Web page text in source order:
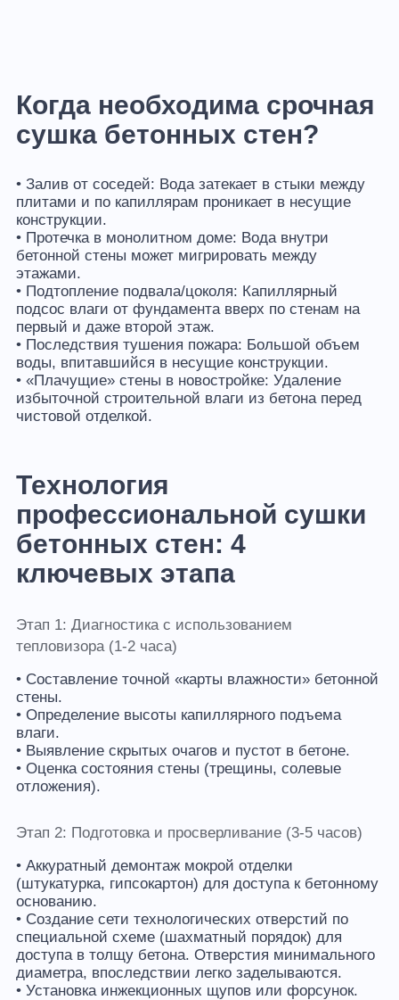
Когда необходима срочная
сушка бетонных стен?
• Залив от соседей: Вода затекает в стыки между
плитами и по капиллярам проникает в несущие
конструкции.
• Протечка в монолитном доме: Вода внутри
бетонной стены может мигрировать между
этажами.
• Подтопление подвала/цоколя: Капиллярный
подсос влаги от фундамента вверх по стенам на
первый и даже второй этаж.
• Последствия тушения пожара: Большой объем
воды, впитавшийся в несущие конструкции.
• «Плачущие» стены в новостройке: Удаление
избыточной строительной влаги из бетона перед
чистовой отделкой.
Технология
профессиональной сушки
бетонных стен: 4
ключевых этапа
Этап 1: Диагностика с использованием
тепловизора (1-2 часа)
• Составление точной «карты влажности» бетонной
стены.
• Определение высоты капиллярного подъема
влаги.
• Выявление скрытых очагов и пустот в бетоне.
• Оценка состояния стены (трещины, солевые
отложения).
Этап 2: Подготовка и просверливание (3-5 часов)
• Аккуратный демонтаж мокрой отделки
(штукатурка, гипсокартон) для доступа к бетонному
основанию.
• Создание сети технологических отверстий по
специальной схеме (шахматный порядок) для
доступа в толщу бетона. Отверстия минимального
диаметра, впоследствии легко заделываются.
• Установка инжекционных щупов или форсунок.